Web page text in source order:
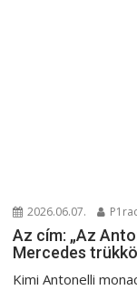
2026.06.07.
Az cím: „Az
Mercedes
Kimi Antonelli